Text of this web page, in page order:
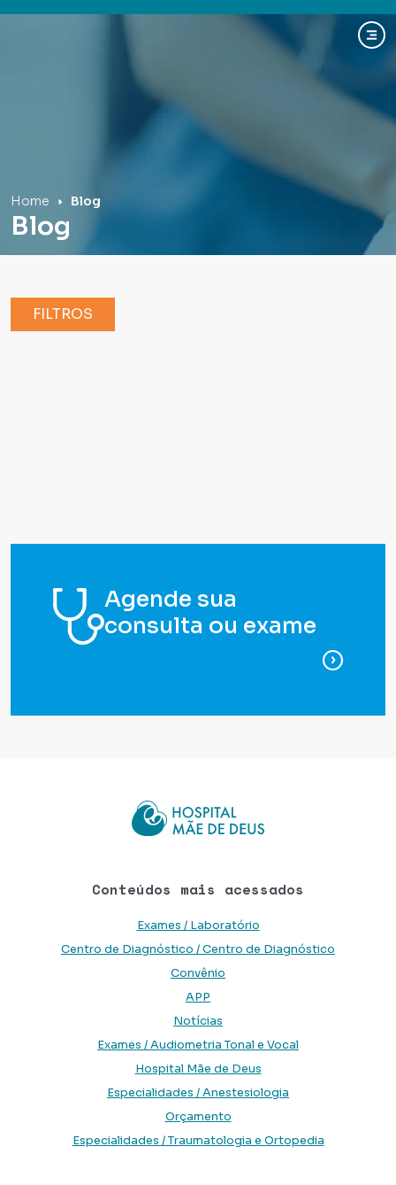
Home Blog
Blog
FILTROS
Agende sua
consulta ou exame
para
Conteúdos mais acessados
Exames / Laboratório
Centro de Diagnóstico / Centro de Diagnóstico
Convênio
APP
Notícias
Exames / Audiometria Tonal e Vocal
Hospital Mãe de Deus
Especialidades / Anestesiologia
Orçamento
Especialidades / Traumatologia e Ortopedia